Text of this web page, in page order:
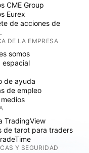
CME Group
Eurex
de acciones de
DE LA EMPRESA
somos
espacial
de ayuda
de empleo
TradingView
de tarot para traders
Y SEGURIDAD